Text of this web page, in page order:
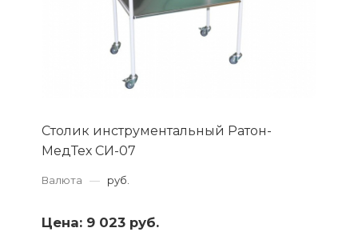
Столик инструментальный Ратон-
МедТех СИ-07
Валюта — руб.
Цена: 9 023 руб.